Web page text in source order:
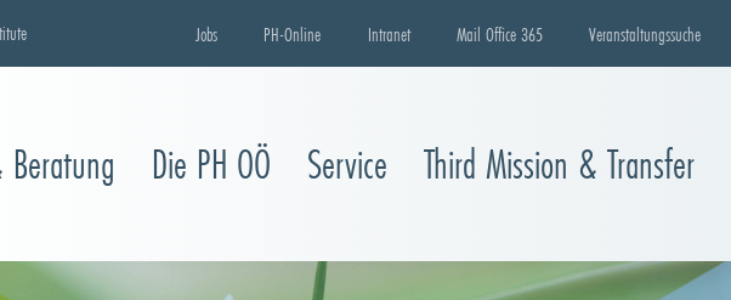
Jobs PH-Online Intranet Mail Office 365 Veranstaltungssuche
Die PH OÖ Service Third Mission & Transfer